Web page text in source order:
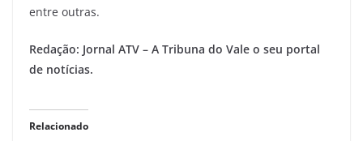
entre outras.
Redação: Jornal ATV – A Tribuna do Vale o seu portal
de notícias.
Relacionado